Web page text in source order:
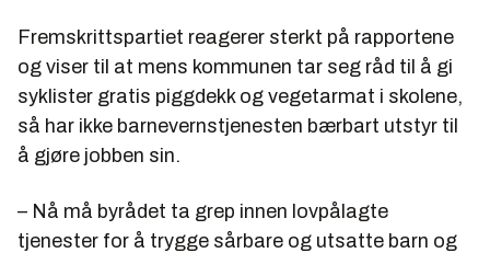
Fremskrittspartiet reagerer sterkt på rapportene
og viser til at mens kommunen tar seg råd til å gi
syklister gratis piggdekk og vegetarmat i skolene,
så har ikke barnevernstjenesten bærbart utstyr til
å gjøre jobben sin.
– Nå må byrådet ta grep innen lovpålagte
tjenester for å trygge sårbare og utsatte barn og